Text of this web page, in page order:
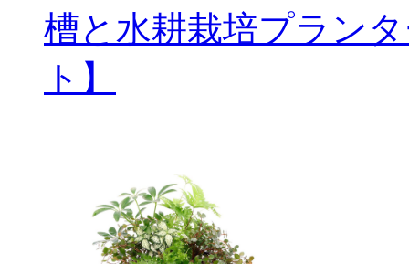
槽と水耕栽培プラン
ト】